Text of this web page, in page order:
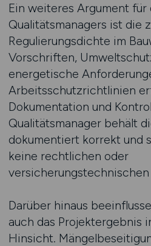
Ein weiteres Argument
Qualitätsmanagers ist die
Regulierungsdichte im
Vorschriften,
energetische
Arbeitsschutzrichtlinien
Dokumentation und
Qualitätsmanager behält
dokumentiert korrekt und
keine rechtlichen oder
Darüber hinaus
auch das Projektergebnis
Hinsicht.